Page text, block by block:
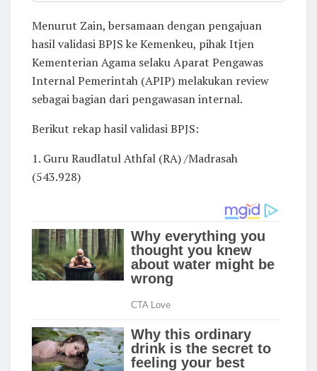
Menurut Zain, bersamaan dengan pengajuan
hasil validasi BPJS ke Kemenkeu, pihak Itjen
Kementerian Agama selaku Aparat Pengawas
Internal Pemerintah (APIP) melakukan review
sebagai bagian dari pengawasan internal.
Berikut rekap hasil validasi BPJS:
1. Guru Raudlatul Athfal (RA) /Madrasah
(543.928)